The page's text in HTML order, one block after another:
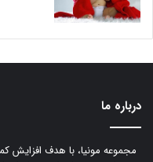
درباره ما
مجموعه مونیا، با هدف